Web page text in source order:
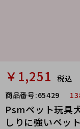
￥1,251
税込
商品番号:65429
Psmペット玩具
しりに強いペッ